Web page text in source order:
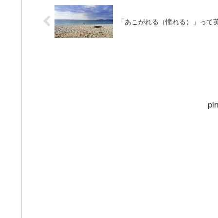
「あこがれる（憧れる）」って